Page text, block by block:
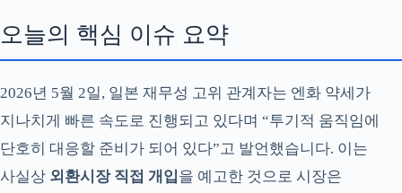
오늘의 핵심 이슈 요약
2026년 5월 2일, 일본 재무성 고위 관계자는 엔화 약세가
지나치게 빠른 속도로 진행되고 있다며 “투기적 움직임에
단호히 대응할 준비가 되어 있다”고 발언했습니다. 이는
사실상 외환시장 직접 개입을 예고한 것으로 시장은